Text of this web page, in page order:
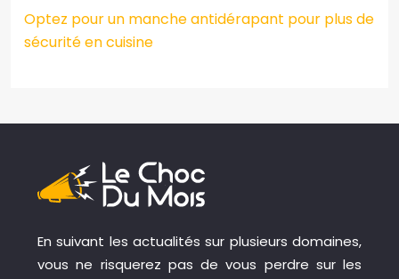
Optez pour un manche antidérapant pour plus de
sécurité en cuisine
En suivant les actualités sur plusieurs domaines,
vous ne risquerez pas de vous perdre sur les